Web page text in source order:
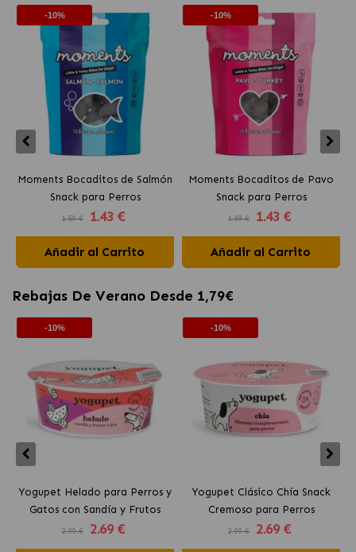
-10%
Moments Bocaditos de Salmón
Snack para Perros
1.59 € 1.43 €
Añadir al Carrito
-10%
Moments Bocaditos de Pavo
Snack para Perros
1.59 € 1.43 €
Añadir al Carrito
Rebajas De Verano Desde 1,79€
-10%
Yogupet Helado para Perros y
Gatos con Sandía y Frutos
Rojos
2.99 € 2.69 €
-10%
Yogupet Clásico Chía Snack
Cremoso para Perros
2.99 € 2.69 €